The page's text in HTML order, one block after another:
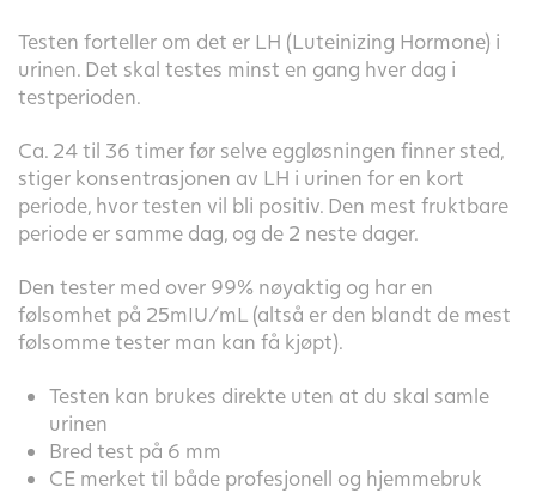
Testen forteller om det er LH (Luteinizing Hormone) i
urinen. Det skal testes minst en gang hver dag i
testperioden.
Ca. 24 til 36 timer før selve eggløsningen finner sted,
stiger konsentrasjonen av LH i urinen for en kort
periode, hvor testen vil bli positiv. Den mest fruktbare
periode er samme dag, og de 2 neste dager.
Den tester med over 99% nøyaktig og har en
følsomhet på 25mIU/mL (altså er den blandt de mest
følsomme tester man kan få kjøpt).
Testen kan brukes direkte uten at du skal samle
urinen
Bred test på 6 mm
CE merket til både profesjonell og hjemmebruk